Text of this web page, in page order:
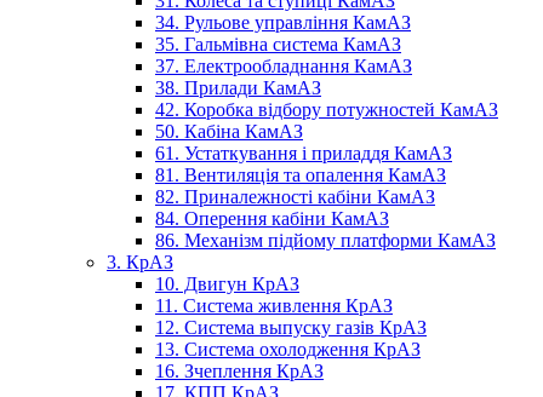
34. Рульове управління КамАЗ
35. Гальмівна система КамАЗ
37. Електрообладнання КамАЗ
38. Прилади КамАЗ
42. Коробка відбору потужностей КамАЗ
50. Кабіна КамАЗ
61. Устаткування і приладдя КамАЗ
81. Вентиляція та опалення КамАЗ
82. Приналежності кабіни КамАЗ
84. Оперення кабіни КамАЗ
86. Механізм підйому платформи КамАЗ
3. КрАЗ
10. Двигун КрАЗ
11. Система живлення КрАЗ
12. Система выпуску газів КрАЗ
13. Система охолодження КрАЗ
16. Зчеплення КрАЗ
17. КПП КрАЗ